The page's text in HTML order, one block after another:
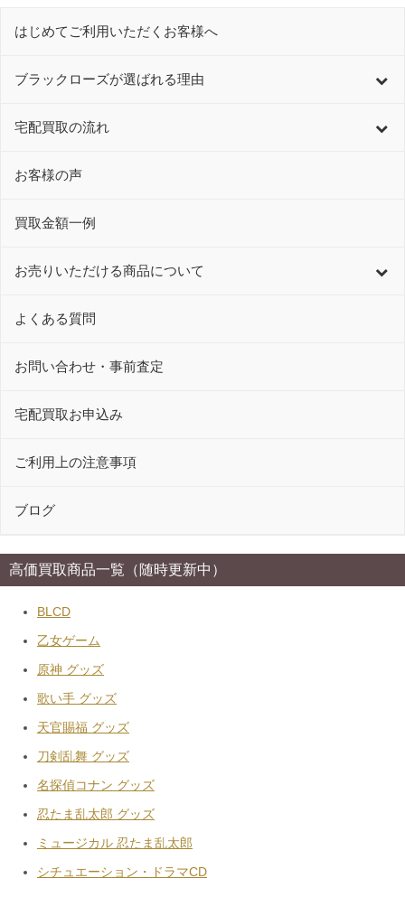
はじめてご利用いただくお客様へ
ブラックローズが選ばれる理由
宅配買取の流れ
お客様の声
買取金額一例
お売りいただける商品について
よくある質問
お問い合わせ・事前査定
宅配買取お申込み
ご利用上の注意事項
ブログ
高価買取商品一覧（随時更新中）
BLCD
乙女ゲーム
原神 グッズ
歌い手 グッズ
天官賜福 グッズ
刀剣乱舞 グッズ
名探偵コナン グッズ
忍たま乱太郎 グッズ
ミュージカル 忍たま乱太郎
シチュエーション・ドラマCD